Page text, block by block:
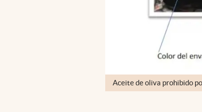
Aceite de oliva prohibido